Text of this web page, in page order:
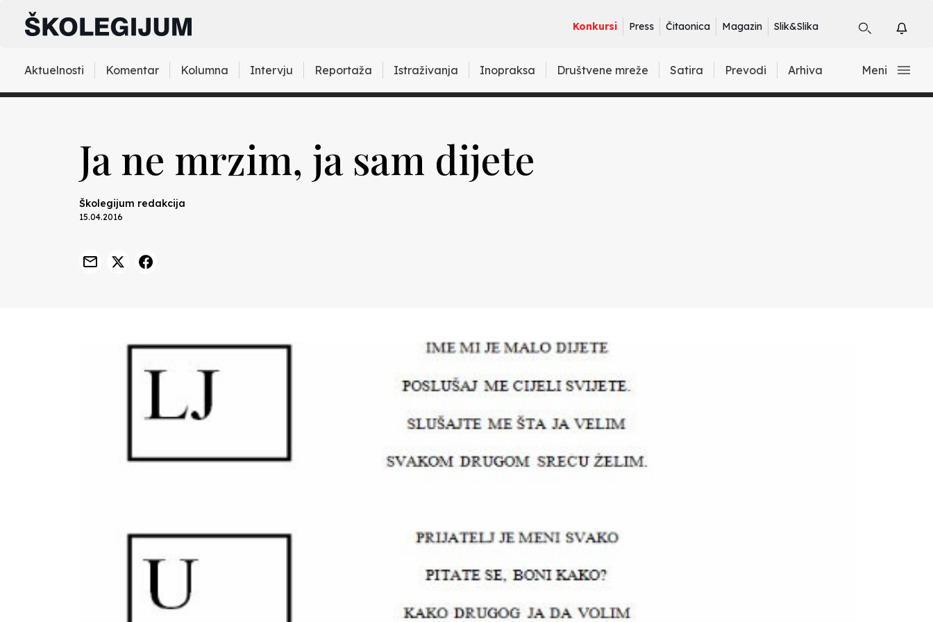
Konkursi Press Čitaonica Magazin Slik&Slika
Aktuelnosti Komentar Kolumna Intervju Reportaža Istraživanja Inopraksa Društvene mreže Satira Prevodi Arhiva Meni
Ja ne mrzim, ja sam dijete
Školegijum redakcija
15.04.2016